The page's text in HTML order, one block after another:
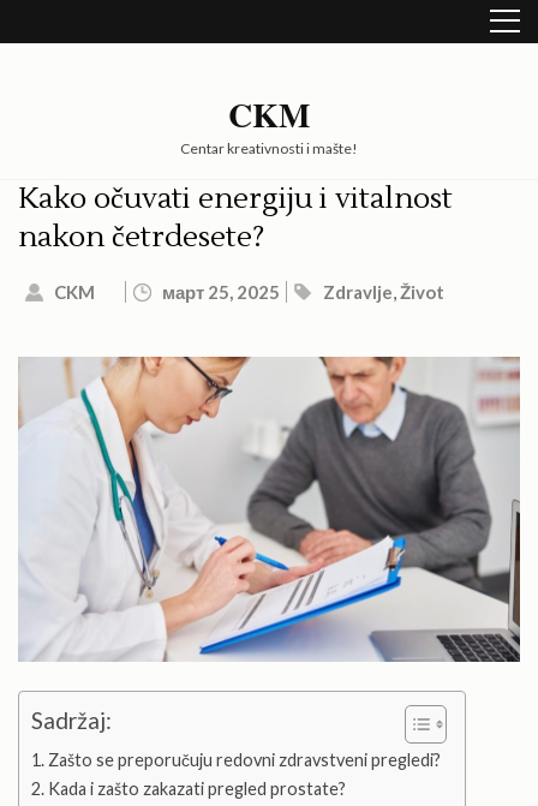
to
CKM
Centar kreativnosti i mašte!
Kako očuvati energiju i vitalnost
nakon četrdesete?
CKM март 25, 2025 Zdravlje,Život
Sadržaj:
Zašto se preporučuju redovni zdravstveni pregledi?
Kada i zašto zakazati pregled prostate?